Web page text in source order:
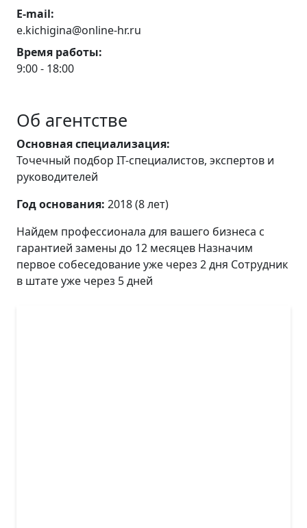
E-mail:
e.kichigina@online-hr.ru
Время работы:
9:00 - 18:00
Об агентстве
Основная специализация:
Точечный подбор IT-специалистов, экспертов и
руководителей
Год основания: 2018 (8 лет)
Найдем профессионала для вашего бизнеса с
гарантией замены до 12 месяцев Назначим
первое собеседование уже через 2 дня Сотрудник
в штате уже через 5 дней